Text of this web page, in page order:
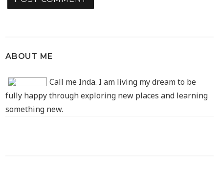
ABOUT ME
Call me Inda. I am living my dream to be
fully happy through exploring new places and learning
something new.